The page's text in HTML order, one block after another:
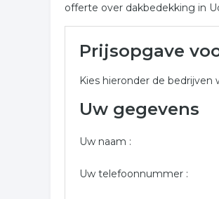
offerte over dakbedekking in
voor een vrijblijvende aanvraag.
Meer informatie over
Prijsopgave
Kies hieronder de bedrijven
Uw gegevens
Uw naam :
Uw telefoonnummer :